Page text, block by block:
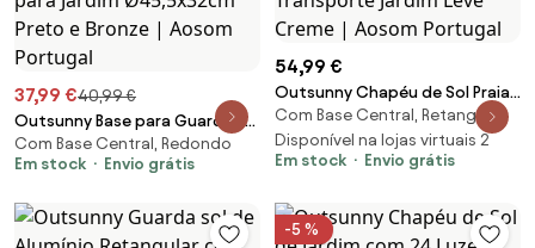
37,99 €40,99 €
Outsunny Base para Guarda sol
Suporte para Chapéu de Sol
para Mastros de 38mm e 48mm
e Bronze | Aosom Portugal
Com Base Central, Redondo
Em stock
Envio grátis
54,99 €
Outsunny Chapéu de Sol Praia
Ø190x210 cm 8 Varas Abertura
Manual Anti-UV Impermeável
Bolsa Transporte Jardim Leve
Com Base Central, Retangular
Disponível na lojas virtuais 2
Em stock
Envio grátis
-5 %